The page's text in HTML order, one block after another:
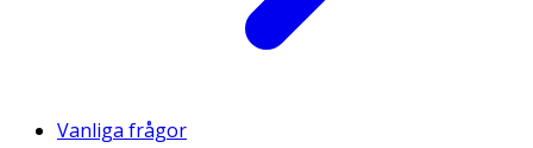
Vanliga frågor